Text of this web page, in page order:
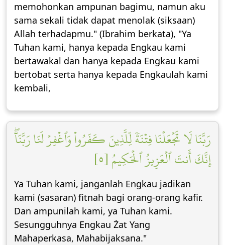
memohonkan ampunan bagimu, namun aku
sama sekali tidak dapat menolak (siksaan)
Allah terhadapmu." (Ibrahim berkata), "Ya
Tuhan kami, hanya kepada Engkau kami
bertawakal dan hanya kepada Engkau kami
bertobat serta hanya kepada Engkaulah kami
kembali,
رَبَّنَا لَا تَجۡعَلۡنَا فِتۡنَةٗ لِّلَّذِينَ كَفَرُواْ وَٱغۡفِرۡ لَنَا رَبَّنَآۖ
إِنَّكَ أَنتَ ٱلۡعَزِيزُ ٱلۡحَكِيمُ [٥]
Ya Tuhan kami, janganlah Engkau jadikan
kami (sasaran) fitnah bagi orang-orang kafir.
Dan ampunilah kami, ya Tuhan kami.
Sesungguhnya Engkau Żat Yang
Mahaperkasa, Mahabijaksana."